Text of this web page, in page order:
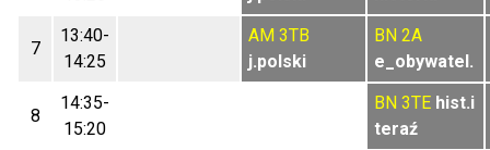
7
13:40-
14:25
AM 3TB
j.polski
BN 2A
e_obywatel.
8
14:35-
15:20
BN 3TE hist.i
teraź